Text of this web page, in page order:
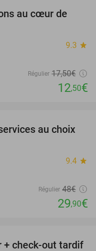
29%
au cœur de
9.3 star
Régulier 17,50€
12,50€
38%
au choix
9.4 star
Régulier 48€
29,90€
+ check-out tardif